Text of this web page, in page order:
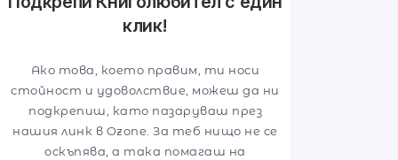
клик!
Ако това, което правим, ти носи
стойност и удоволствие, можеш да ни
подкрепиш, като пазаруваш през
нашия линк в Ozone. За теб нищо не се
оскъпява, а така помагаш на